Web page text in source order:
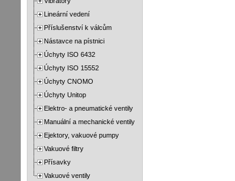
Lineární vedení
Příslušenství k válcům
Nástavce na pístnici
Úchyty ISO 6432
Úchyty ISO 15552
Úchyty CNOMO
Úchyty Unitop
Elektro- a pneumatické ventily
Manuální a mechanické ventily
Ejektory, vakuové pumpy
Vakuové filtry
Přísavky
Vakuové ventily